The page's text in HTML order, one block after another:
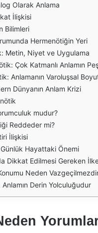
Olarak Anlama
İlişkisi
Bilimleri
Hermenötiğin Yeri
Metin, Niyet ve Uygulama
Çok Katmanlı Anlamın
Anlamanın Varoluşsal
Dünyanın Anlam Krizi
mudur?
Reddeder mi?
İlişkisi
Hayattaki Önemi
Dikkat Edilmesi Gereken
Neden
Derin Yolculuğudur